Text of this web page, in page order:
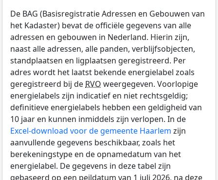
De BAG (Basisregistratie Adressen en Gebouwen van
het Kadaster) bevat de officiële gegevens van alle
adressen en gebouwen in Nederland. Hierin zijn,
naast alle adressen, alle panden, verblijfsobjecten,
standplaatsen en ligplaatsen geregistreerd. Per
adres wordt het laatst bekende energielabel zoals
geregistreerd bij de RVO weergegeven. Voorlopige
energielabels zijn indicatief en niet rechtsgeldig;
definitieve energielabels hebben een geldigheid van
10 jaar en kunnen inmiddels zijn verlopen. In de
Excel-download voor de gemeente Haarlem zijn
aanvullende gegevens beschikbaar, zoals het
berekeningstype en de opnamedatum van het
energielabel. De gegevens in deze tabel zijn
gebaseerd op een peildatum van 1 juli 2026, na deze